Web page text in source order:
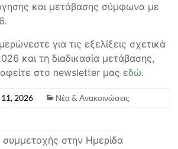
και μετάβασης σύμφωνα με
για τις εξελίξεις σχετικά
και τη διαδικασία μετάβασης,
στο newsletter μας εδώ.
2026 Νέα & Ανακοινώσεις
στην Ημερίδα